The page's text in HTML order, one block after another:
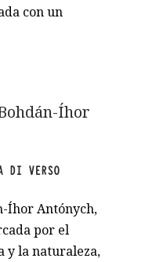
con un
Íhor
DI VERSO
Íhor Antónych,
por el
y la naturaleza,